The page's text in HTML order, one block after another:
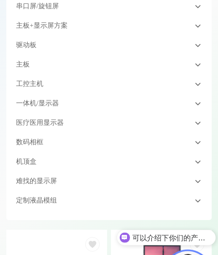
串口屏/旋钮屏
主板+显示屏方案
驱动板
主板
工控主机
一体机/显示器
医疗医用显示器
数码相框
机顶盒
难找的显示屏
定制液晶模组
可以介绍下你们的产品么